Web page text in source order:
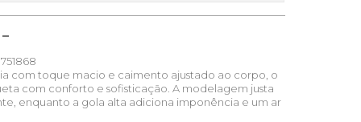
com toque macio e caimento ajustado ao corpo, o
com conforto e sofisticação. A modelagem justa
enquanto a gola alta adiciona imponência e um ar